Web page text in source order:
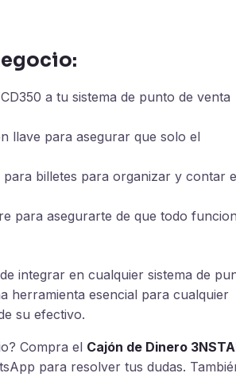
a tu sistema de punto de venta
llave para asegurar que solo el
billetes para organizar y contar
para asegurarte de que todo
integrar en cualquier sistema de
herramienta esencial para cualquier
su efectivo.
Compra el Cajón de Dinero
para resolver tus dudas.